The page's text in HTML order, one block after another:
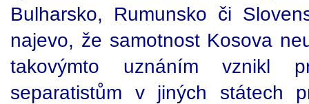
Bulharsko, Rumunsko či
najevo, že samotnost Kosova
takovýmto uznáním vznikl
separatistům v jiných státech